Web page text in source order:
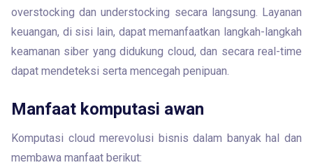
overstocking dan understocking secara langsung. Layanan
keuangan, di sisi lain, dapat memanfaatkan langkah-langkah
keamanan siber yang didukung cloud, dan secara real-time
dapat mendeteksi serta mencegah penipuan.
Manfaat komputasi awan
Komputasi cloud merevolusi bisnis dalam banyak hal dan
membawa manfaat berikut: